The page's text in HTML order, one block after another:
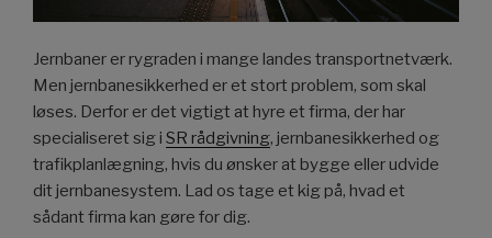
Jernbaner er rygraden i mange landes transportnetværk.
Men jernbanesikkerhed er et stort problem, som skal
løses. Derfor er det vigtigt at hyre et firma, der har
specialiseret sig i SR rådgivning, jernbanesikkerhed og
trafikplanlægning, hvis du ønsker at bygge eller udvide
dit jernbanesystem. Lad os tage et kig på, hvad et
sådant firma kan gøre for dig.